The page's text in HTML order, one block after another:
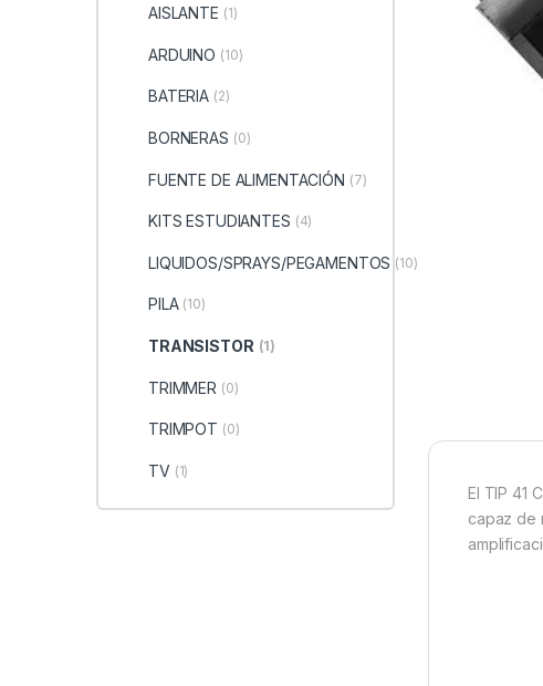
El TIP 41
capaz de
AISLANTE (1)
ARDUINO (10)
BATERIA (2)
BORNERAS (0)
FUENTE DE ALIMENTACIÓN (7)
KITS ESTUDIANTES (4)
LIQUIDOS/SPRAYS/PEGAMENTOS (10)
PILA (10)
TRANSISTOR (1)
TRIMMER (0)
TRIMPOT (0)
TV (1)